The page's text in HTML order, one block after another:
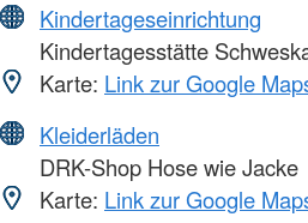
Kindertageseinrichtung
Kindertagesstätte
Karte: Link zur Google
Kleiderläden
DRK-Shop Hose wie Jacke
Karte: Link zur Google